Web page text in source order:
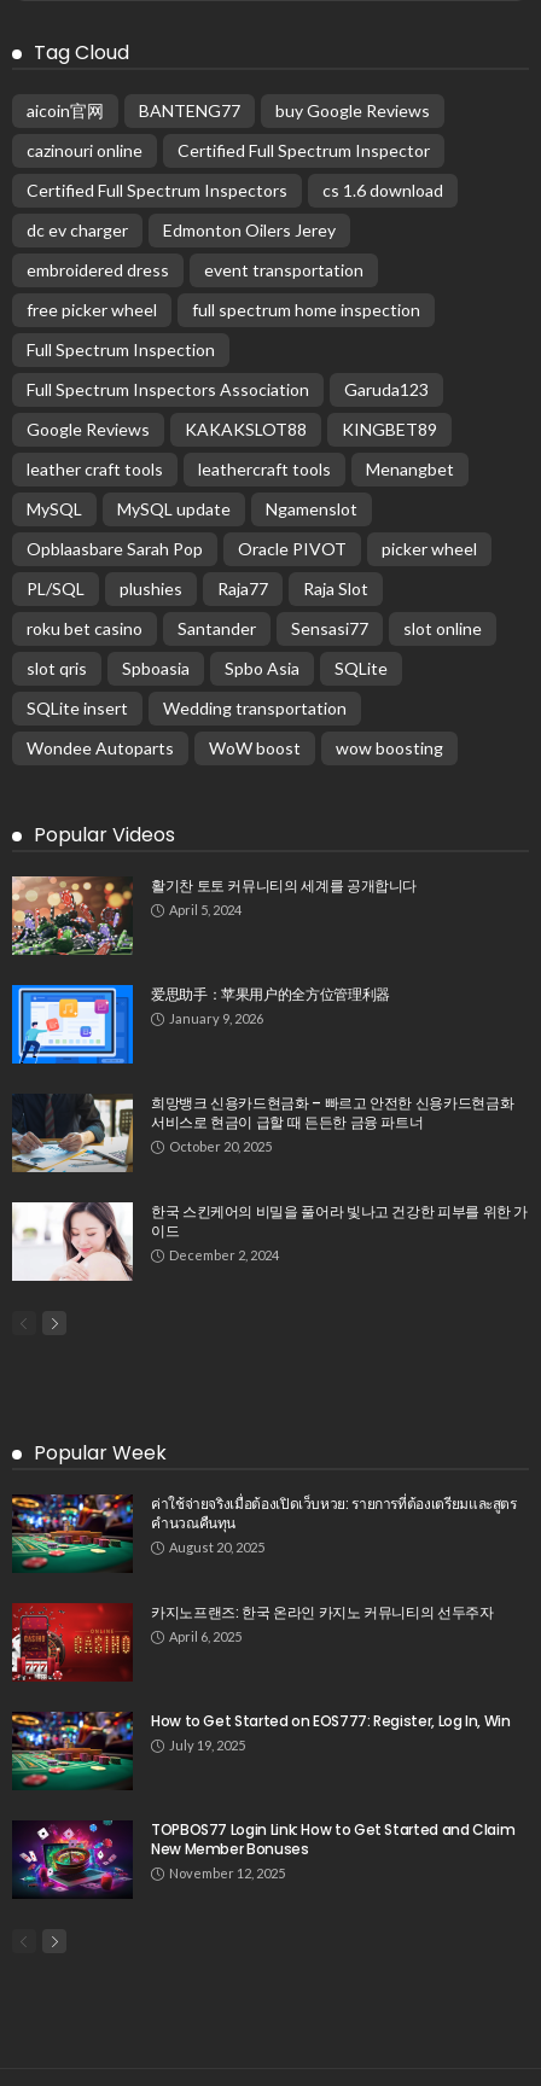
Tag Cloud
aicoin官网 BANTENG77
buy Google Reviews
cazinouri online
Certified Full Spectrum Inspector
Certified Full Spectrum Inspectors
cs 1.6 download
dc ev charger
Edmonton Oilers Jerey
embroidered dress
event transportation
free picker wheel
full spectrum home inspection
Full Spectrum Inspection
Full Spectrum Inspectors Association
Garuda123
Google Reviews
KAKAKSLOT88
KINGBET89
leather craft tools
leathercraft tools
Menangbet
MySQL
MySQL update
Ngamenslot
Opblaasbare Sarah Pop
Oracle PIVOT
picker wheel
PL/SQL
plushies Raja77
Raja Slot
roku bet casino
Santander Sensasi77
slot online
slot qris
Spboasia Spbo Asia
SQLite
SQLite insert
Wedding transportation
Wondee Autoparts
WoW boost wow boosting
Popular Videos
활기찬 토토 커뮤니티의 세계를 공개합니다
April 5, 2024
爱思助手：苹果用户的全方位管理利器
January 9, 2026
희망뱅크 신용카드현금화 – 빠르고 안전한 신용카드현금화
서비스로 현금이 급할 때 든든한 금융 파트너
October 20, 2025
한국 스킨케어의 비밀을 풀어라 빛나고 건강한 피부를 위한 가
이드
December 2, 2024
Popular Week
ค่าใช้จ่ายจริงเมื่อต้องเปิดเว็บหวย: รายการที่ต้องเตรียมและสูตร
คำนวณคืนทุน
August 20, 2025
카지노프랜즈: 한국 온라인 카지노 커뮤니티의 선두주자
April 6, 2025
How to Get Started on EOS777: Register, Log In, Win
July 19, 2025
TOPBOS77 Login Link: How to Get Started and Claim
New Member Bonuses
November 12, 2025